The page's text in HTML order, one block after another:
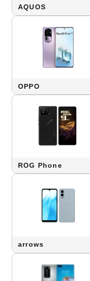
AQUOS
OPPO
ROG Phone
arrows